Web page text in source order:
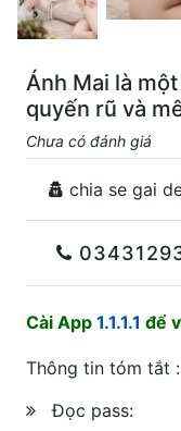
Ánh Mai là
quyến rũ và
Chưa có đánh giá
chia se gai
Cài App 1.1.1.1 để
Thông tin tóm tắt :
Đọc pass: